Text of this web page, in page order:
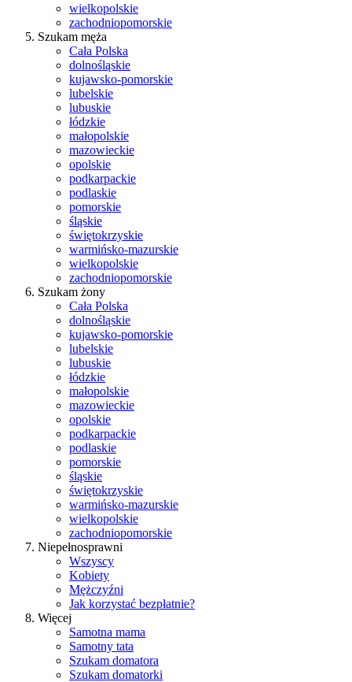
wielkopolskie
zachodniopomorskie
Szukam męża
Cała Polska
dolnośląskie
kujawsko-pomorskie
lubelskie
lubuskie
łódzkie
małopolskie
mazowieckie
opolskie
podkarpackie
podlaskie
pomorskie
śląskie
świętokrzyskie
warmińsko-mazurskie
wielkopolskie
zachodniopomorskie
Szukam żony
Cała Polska
dolnośląskie
kujawsko-pomorskie
lubelskie
lubuskie
łódzkie
małopolskie
mazowieckie
opolskie
podkarpackie
podlaskie
pomorskie
śląskie
świętokrzyskie
warmińsko-mazurskie
wielkopolskie
zachodniopomorskie
Niepełnosprawni
Wszyscy
Kobiety
Mężczyźni
Jak korzystać bezpłatnie?
Więcej
Samotna mama
Samotny tata
Szukam domatora
Szukam domatorki